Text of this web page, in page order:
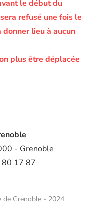
le début du
refusé une fois le
lieu à aucun
plus être déplacée
- Grenoble
80 17 87
de Grenoble - 2024